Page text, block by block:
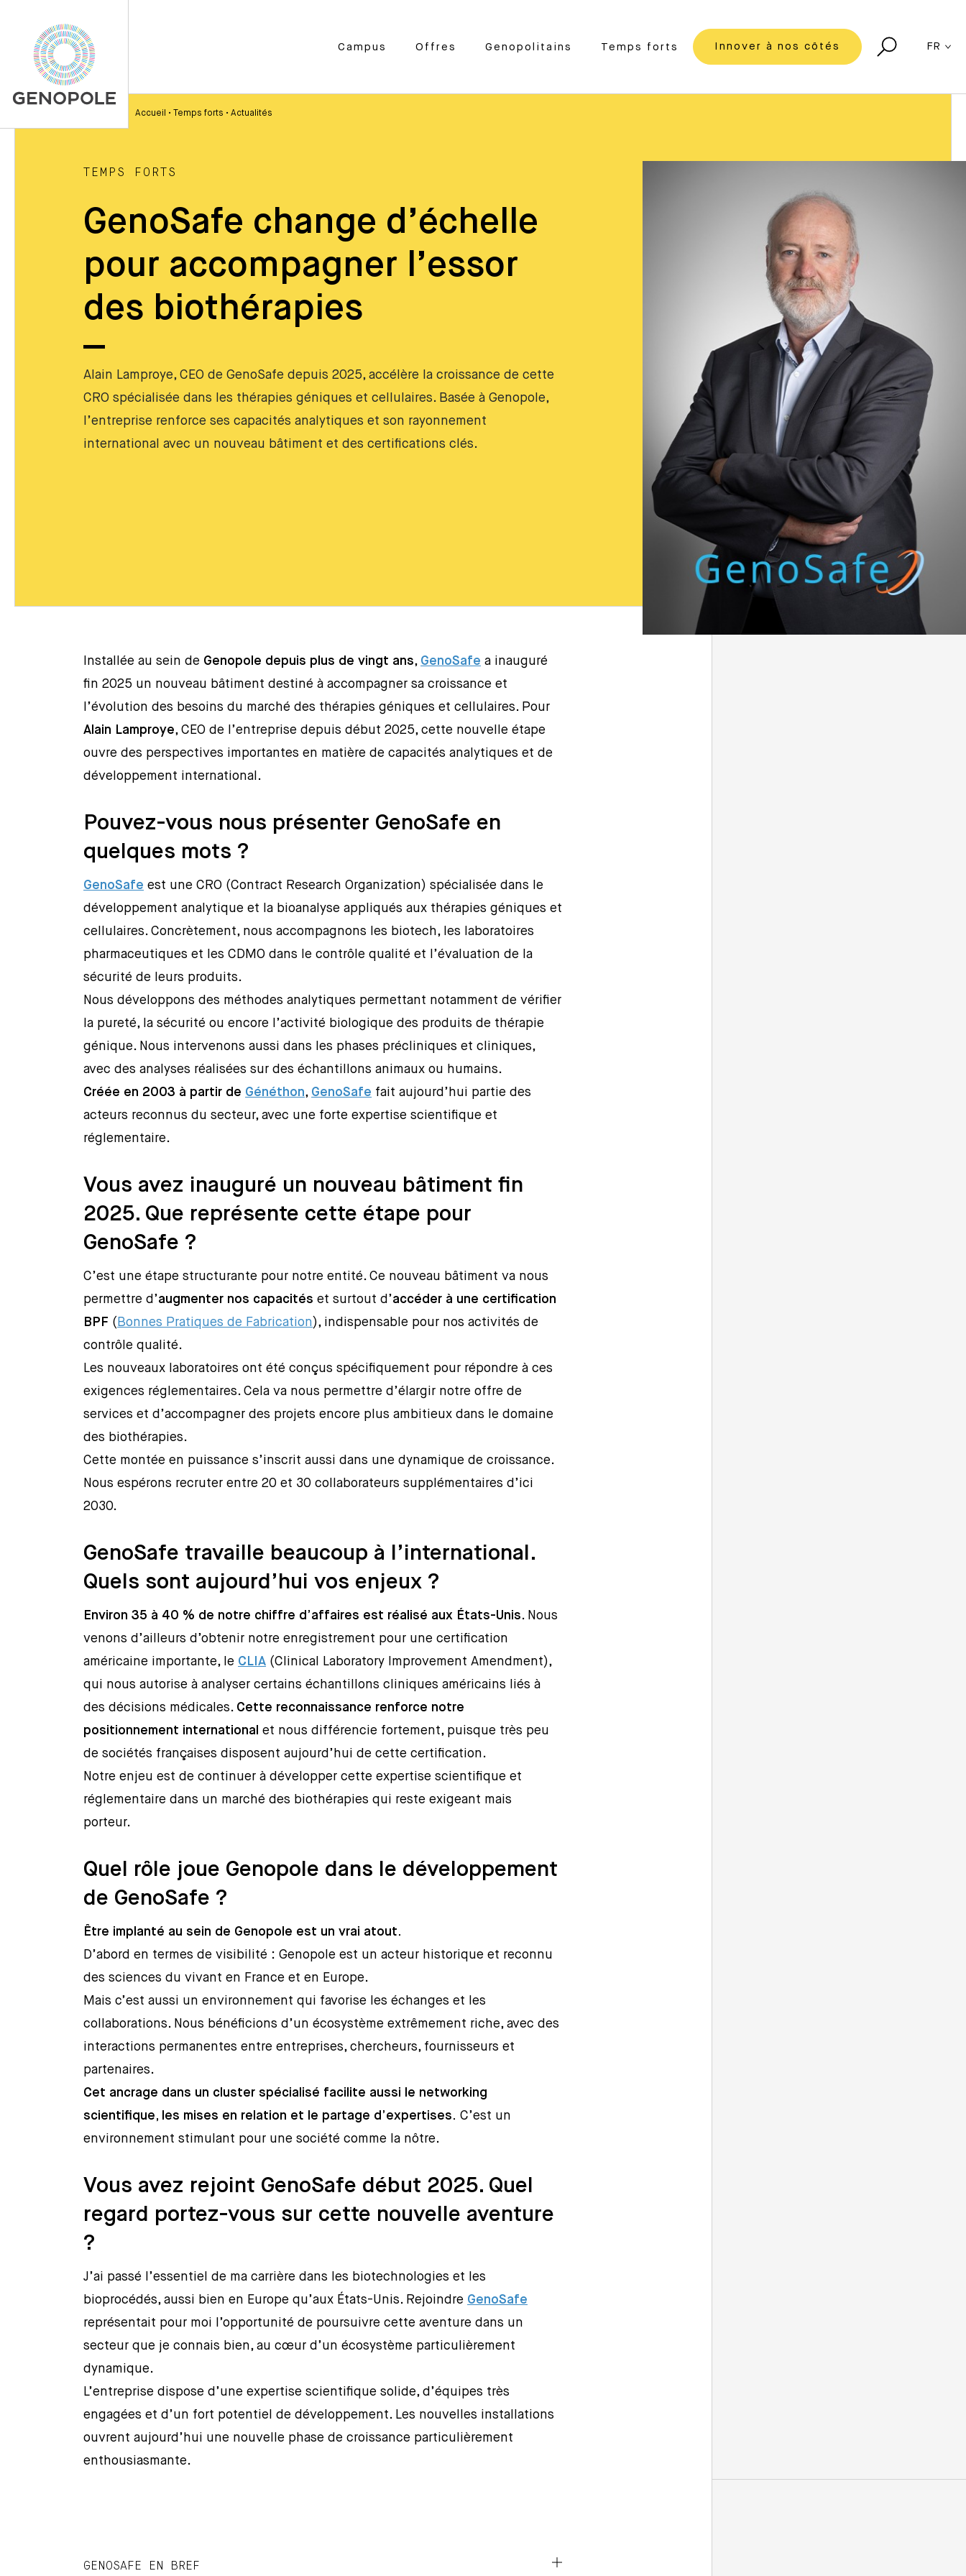
Campus Offres Genopolitains Temps forts Innover à nos côtés FR
Accueil • Temps forts • Actualités
TEMPS FORTS
GenoSafe change d’échelle
pour accompagner l’essor
des biothérapies
Alain Lamproye, CEO de GenoSafe depuis 2025, accélère la croissance de cette
CRO spécialisée dans les thérapies géniques et cellulaires. Basée à Genopole,
l’entreprise renforce ses capacités analytiques et son rayonnement
international avec un nouveau bâtiment et des certifications clés.
Installée au sein de Genopole depuis plus de vingt ans, GenoSafe a inauguré
fin 2025 un nouveau bâtiment destiné à accompagner sa croissance et
l’évolution des besoins du marché des thérapies géniques et cellulaires. Pour
Alain Lamproye, CEO de l’entreprise depuis début 2025, cette nouvelle étape
ouvre des perspectives importantes en matière de capacités analytiques et de
développement international.
Pouvez-vous nous présenter GenoSafe en
quelques mots ?
GenoSafe est une CRO (Contract Research Organization) spécialisée dans le
développement analytique et la bioanalyse appliqués aux thérapies géniques et
cellulaires. Concrètement, nous accompagnons les biotech, les laboratoires
pharmaceutiques et les CDMO dans le contrôle qualité et l’évaluation de la
sécurité de leurs produits.
Nous développons des méthodes analytiques permettant notamment de vérifier
la pureté, la sécurité ou encore l’activité biologique des produits de thérapie
génique. Nous intervenons aussi dans les phases précliniques et cliniques,
avec des analyses réalisées sur des échantillons animaux ou humains.
Créée en 2003 à partir de Généthon, GenoSafe fait aujourd’hui partie des
acteurs reconnus du secteur, avec une forte expertise scientifique et
réglementaire.
Vous avez inauguré un nouveau bâtiment fin
2025. Que représente cette étape pour
GenoSafe ?
C’est une étape structurante pour notre entité. Ce nouveau bâtiment va nous
permettre d’augmenter nos capacités et surtout d’accéder à une certification
BPF ( Bonnes Pratiques de Fabrication), indispensable pour nos activités de
contrôle qualité.
Les nouveaux laboratoires ont été conçus spécifiquement pour répondre à ces
exigences réglementaires. Cela va nous permettre d’élargir notre offre de
services et d’accompagner des projets encore plus ambitieux dans le domaine
des biothérapies.
Cette montée en puissance s’inscrit aussi dans une dynamique de croissance.
Nous espérons recruter entre 20 et 30 collaborateurs supplémentaires d’ici
2030.
GenoSafe travaille beaucoup à l’international.
Quels sont aujourd’hui vos enjeux ?
Environ 35 à 40 % de notre chiffre d’affaires est réalisé aux États-Unis. Nous
venons d’ailleurs d’obtenir notre enregistrement pour une certification
américaine importante, le CLIA (Clinical Laboratory Improvement Amendment),
qui nous autorise à analyser certains échantillons cliniques américains liés à
des décisions médicales. Cette reconnaissance renforce notre
positionnement international et nous différencie fortement, puisque très peu
de sociétés françaises disposent aujourd’hui de cette certification.
Notre enjeu est de continuer à développer cette expertise scientifique et
réglementaire dans un marché des biothérapies qui reste exigeant mais
porteur.
Quel rôle joue Genopole dans le développement
de GenoSafe ?
Être implanté au sein de Genopole est un vrai atout.
D’abord en termes de visibilité : Genopole est un acteur historique et reconnu
des sciences du vivant en France et en Europe.
Mais c’est aussi un environnement qui favorise les échanges et les
collaborations. Nous bénéficions d’un écosystème extrêmement riche, avec des
interactions permanentes entre entreprises, chercheurs, fournisseurs et
partenaires.
Cet ancrage dans un cluster spécialisé facilite aussi le networking
scientifique, les mises en relation et le partage d’expertises. C’est un
environnement stimulant pour une société comme la nôtre.
Vous avez rejoint GenoSafe début 2025. Quel
regard portez-vous sur cette nouvelle aventure
?
J’ai passé l’essentiel de ma carrière dans les biotechnologies et les
bioprocédés, aussi bien en Europe qu’aux États-Unis. Rejoindre GenoSafe
représentait pour moi l’opportunité de poursuivre cette aventure dans un
secteur que je connais bien, au cœur d’un écosystème particulièrement
dynamique.
L’entreprise dispose d’une expertise scientifique solide, d’équipes très
engagées et d’un fort potentiel de développement. Les nouvelles installations
ouvrent aujourd’hui une nouvelle phase de croissance particulièrement
enthousiasmante.
GENOSAFE EN BREF